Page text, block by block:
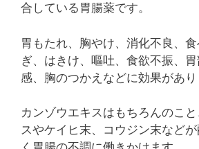
合している胃腸薬です。
胃もたれ、胸やけ、消化不良、
ぎ、はきけ、嘔吐、食欲不振、
感、胸のつかえなどに効果があり
カンゾウエキスはもちろんのこ
スやケイヒ末、コウジン末など